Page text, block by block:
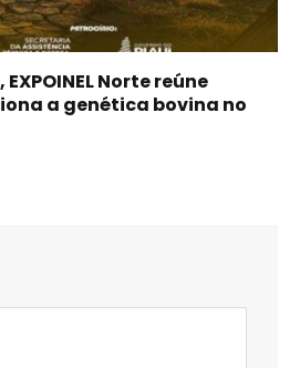
Norte reúne
a genética bovina no